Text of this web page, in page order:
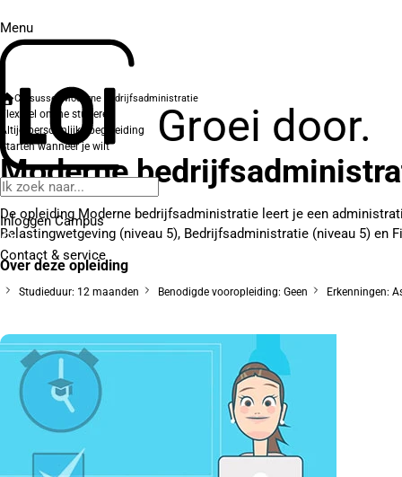
Menu
Groei door.
Inloggen Campus
Contact & service
Cursussen Moderne bedrijfsadministratie
Flexibel online studeren
Altijd persoonlijke begeleiding
Starten wanneer je wilt
Moderne
De opleiding Moderne bedrijfsadministratie leert je een
Belastingwetgeving (niveau 5), Bedrijfsadministratie (niveau 5) en
Over deze opleiding
Studieduur: 12 maanden Benodigde vooropleiding: Geen Erkenningen: